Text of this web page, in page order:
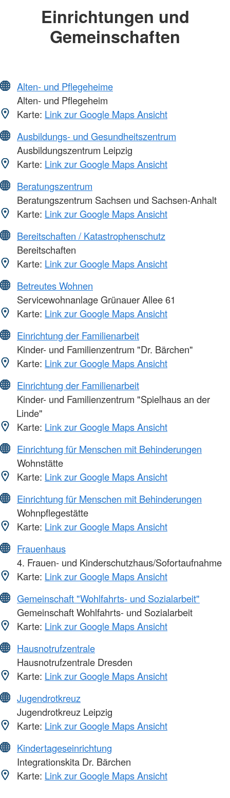
Einrichtungen und
Gemeinschaften
Alten- und Pflegeheime
Alten- und Pflegeheim
Karte: Link zur Google Maps Ansicht
Ausbildungs- und Gesundheitszentrum
Ausbildungszentrum Leipzig
Karte: Link zur Google Maps Ansicht
Beratungszentrum
Beratungszentrum Sachsen und Sachsen-Anhalt
Karte: Link zur Google Maps Ansicht
Bereitschaften / Katastrophenschutz
Bereitschaften
Karte: Link zur Google Maps Ansicht
Betreutes Wohnen
Servicewohnanlage Grünauer Allee 61
Karte: Link zur Google Maps Ansicht
Einrichtung der Familienarbeit
Kinder- und Familienzentrum "Dr. Bärchen"
Karte: Link zur Google Maps Ansicht
Einrichtung der Familienarbeit
Kinder- und Familienzentrum "Spielhaus an der
Linde"
Karte: Link zur Google Maps Ansicht
Einrichtung für Menschen mit Behinderungen
Wohnstätte
Karte: Link zur Google Maps Ansicht
Einrichtung für Menschen mit Behinderungen
Wohnpflegestätte
Karte: Link zur Google Maps Ansicht
Frauenhaus
4. Frauen- und Kinderschutzhaus/Sofortaufnahme
Karte: Link zur Google Maps Ansicht
Gemeinschaft "Wohlfahrts- und Sozialarbeit"
Gemeinschaft Wohlfahrts- und Sozialarbeit
Karte: Link zur Google Maps Ansicht
Hausnotrufzentrale
Hausnotrufzentrale Dresden
Karte: Link zur Google Maps Ansicht
Jugendrotkreuz
Jugendrotkreuz Leipzig
Karte: Link zur Google Maps Ansicht
Kindertageseinrichtung
Integrationskita Dr. Bärchen
Karte: Link zur Google Maps Ansicht